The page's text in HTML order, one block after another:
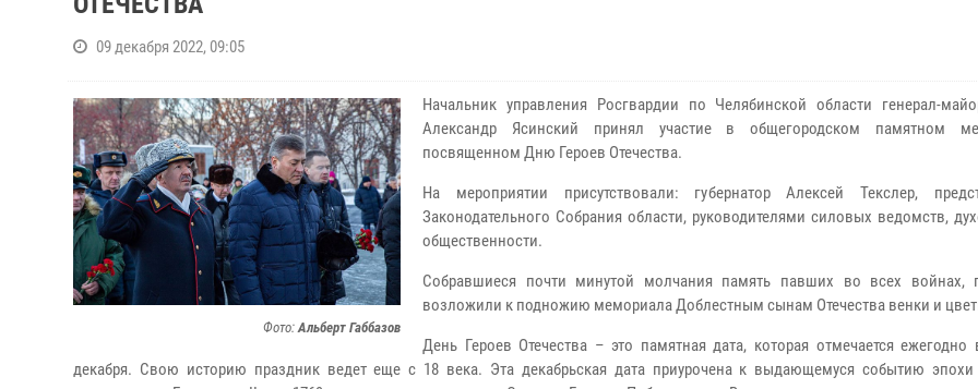
09 декабря 2022, 09:05
Фото:Альберт Габбазов
Начальник управления Росгвардии по Челябинской области генерал-
Александр Ясинский принял участие в общегородском памятном
посвященном Дню Героев Отечества.
На мероприятии присутствовали: губернатор Алексей Текслер,
Законодательного Собрания области, руководителями силовых ведомств,
общественности.
Собравшиеся почти минутой молчания память павших во всех войнах,
возложили к подножию мемориала Доблестным сынам Отечества венки и
День Героев Отечества – это памятная дата, которая отмечается
декабря. Свою историю праздник ведет еще с 18 века. Эта декабрьская дата приурочена к выдающемуся событию эпохи